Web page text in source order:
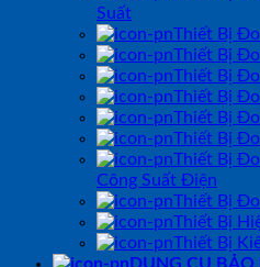
Suất
Thiết Bị
Thiết Bị
Thiết Bị Đo
Thiết Bị
Thiết Bị
Thiết Bị
Thiết Bị
Công Suất Điện
Thiết Bị
Thiết Bị
Thiết Bị
DỤNG CỤ